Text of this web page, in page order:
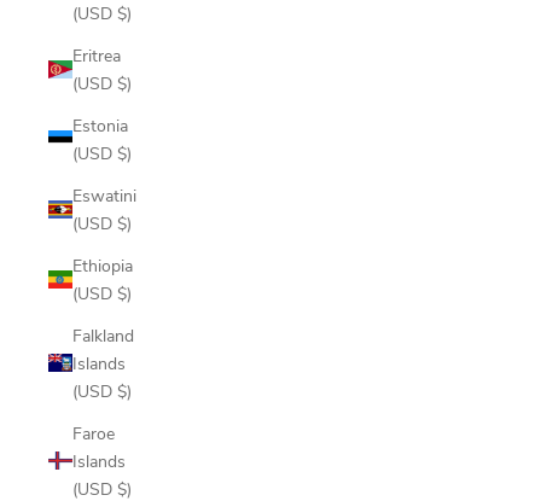
(USD $)
Eritrea
(USD $)
Estonia
(USD $)
Eswatini
(USD $)
Ethiopia
(USD $)
Falkland
Islands
(USD $)
Faroe
Islands
(USD $)